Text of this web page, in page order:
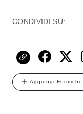
CONDIVIDI SU:
Aggiungi